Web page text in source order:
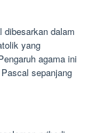
dalam
yang
agama ini
sepanjang